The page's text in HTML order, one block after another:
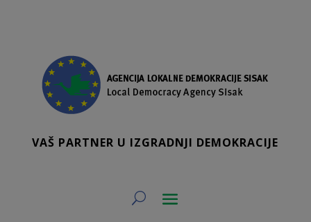
VAŠ PARTNER U IZGRADNJI DEMOKRACIJE